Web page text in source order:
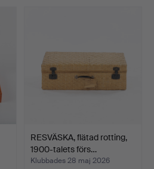
RESVÄSKA, flätad rotting,
1900-talets förs…
Klubbades 28 maj 2026